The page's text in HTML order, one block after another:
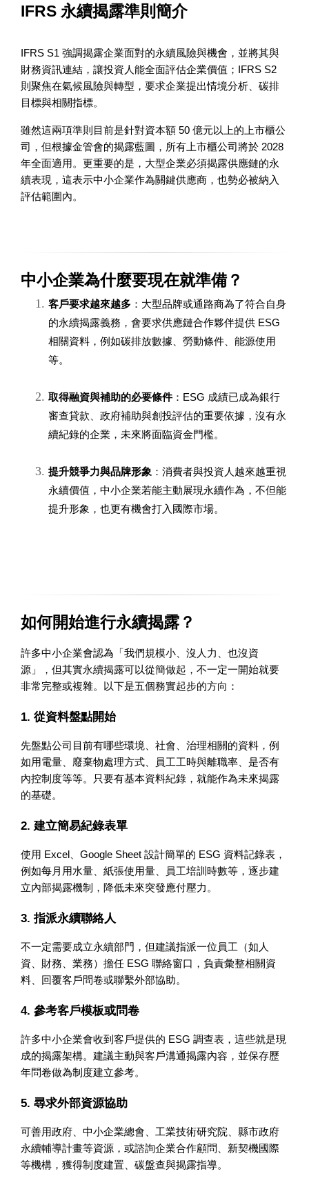
IFRS 永續揭露準則簡介
IFRS S1 強調揭露企業面對的永續風險與機會，並將其與
財務資訊連結，讓投資人能全面評估企業價值；IFRS S2
則聚焦在氣候風險與轉型，要求企業提出情境分析、碳排
目標與相關指標。
雖然這兩項準則目前是針對資本額 50 億元以上的上市櫃公
司，但根據金管會的揭露藍圖，所有上市櫃公司將於 2028
年全面適用。更重要的是，大型企業必須揭露供應鏈的永
續表現，這表示中小企業作為關鍵供應商，也勢必被納入
評估範圍內。
中小企業為什麼要現在就準備？
客戶要求越來越多 ：大型品牌或通路商為了符合自身
的永續揭露義務，會要求供應鏈合作夥伴提供 ESG
相關資料，例如碳排放數據、勞動條件、能源使用
等。
取得融資與補助的必要條件 ：ESG 成績已成為銀行
審查貸款、政府補助與創投評估的重要依據，沒有永
續紀錄的企業，未來將面臨資金門檻。
提升競爭力與品牌形象 ：消費者與投資人越來越重視
永續價值，中小企業若能主動展現永續作為，不但能
提升形象，也更有機會打入國際市場。
如何開始進行永續揭露？
許多中小企業會認為「我們規模小、沒人力、也沒資
源」，但其實永續揭露可以從簡做起，不一定一開始就要
非常完整或複雜。以下是五個務實起步的方向：
1. 從資料盤點開始
先盤點公司目前有哪些環境、社會、治理相關的資料，例
如用電量、廢棄物處理方式、員工工時與離職率、是否有
內控制度等等。只要有基本資料紀錄，就能作為未來揭露
的基礎。
2. 建立簡易紀錄表單
使用 Excel、Google Sheet 設計簡單的 ESG 資料記錄表，
例如每月用水量、紙張使用量、員工培訓時數等，逐步建
立內部揭露機制，降低未來突發應付壓力。
3. 指派永續聯絡人
不一定需要成立永續部門，但建議指派一位員工（如人
資、財務、業務）擔任 ESG 聯絡窗口，負責彙整相關資
料、回覆客戶問卷或聯繫外部協助。
4. 參考客戶模板或問卷
許多中小企業會收到客戶提供的 ESG 調查表，這些就是現
成的揭露架構。建議主動與客戶溝通揭露內容，並保存歷
年問卷做為制度建立參考。
5. 尋求外部資源協助
可善用政府、中小企業總會、工業技術研究院、縣市政府
永續輔導計畫等資源，或諮詢企業合作顧問、新契機國際
等機構，獲得制度建置、碳盤查與揭露指導。